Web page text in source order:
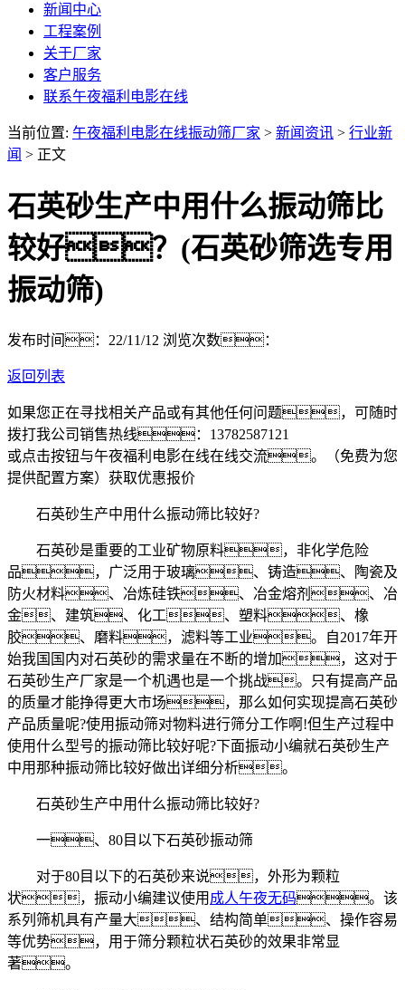
新闻中心
工程案例
关于厂家
客户服务
联系午夜福利电影在线
当前位置: 午夜福利电影在线振动筛厂家 > 新闻资讯 > 行业新
闻 > 正文
石英砂生产中用什么振动筛比
较好？(石英砂筛选专用
振动筛)
发布时间：22/11/12 浏览次数：
返回列表
如果您正在寻找相关产品或有其他任何问题，可随时
拨打我公司销售热线： 13782587121
或点击按钮与午夜福利电影在线在线交流。（免费为您
提供配置方案） 获取优惠报价
石英砂生产中用什么振动筛比较好?
石英砂是重要的工业矿物原料，非化学危险
品，广泛用于玻璃、铸造、陶瓷及
防火材料、冶炼硅铁、冶金熔剂、冶
金、建筑、化工、塑料、橡
胶、磨料，滤料等工业。自2017年开
始我国国内对石英砂的需求量在不断的增加，这对于
石英砂生产厂家是一个机遇也是一个挑战。只有提高产品
的质量才能挣得更大市场，那么如何实现提高石英砂
产品质量呢?使用振动筛对物料进行筛分工作啊!但生产过程中
使用什么型号的振动筛比较好呢?下面振动小编就石英砂生产
中用那种振动筛比较好做出详细分析。
石英砂生产中用什么振动筛比较好?
一、80目以下石英砂振动筛
对于80目以下的石英砂来说，外形为颗粒
状，振动小编建议使用 成人午夜无码。该
系列筛机具有产量大、结构简单、操作容易
等优势，用于筛分颗粒状石英砂的效果非常显
著。